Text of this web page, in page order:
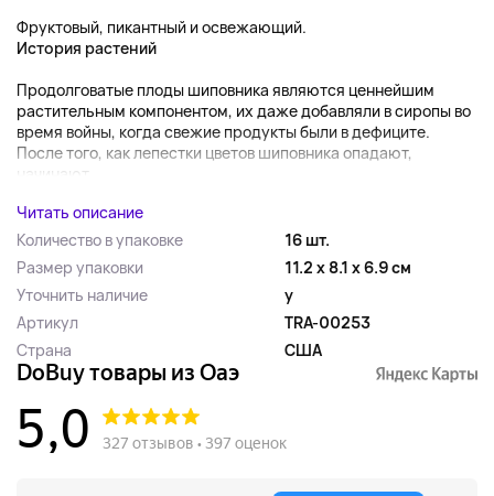
Фруктовый, пикантный и освежающий.
История растений
Продолговатые плоды шиповника являются ценнейшим
растительным компонентом, их даже добавляли в сиропы во
время войны, когда свежие продукты были в дефиците.
После того, как лепестки цветов шиповника опадают,
начинают...
Читать описание
Количество в упаковке
16 шт.
Размер упаковки
11.2 x 8.1 x 6.9 см
Уточнить наличие
y
Артикул
TRA-00253
Страна
США